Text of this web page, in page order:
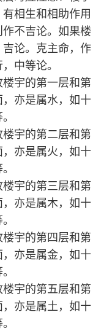
相生和相助作用
不吉论。如果楼
论。克主命，作
中等论。
宇的第一层和第
亦是属水，如十
宇的第二层和第
亦是属火，如十
宇的第三层和第
亦是属木，如十
宇的第四层和第
亦是属金，如十
宇的第五层和第
亦是属土，如十